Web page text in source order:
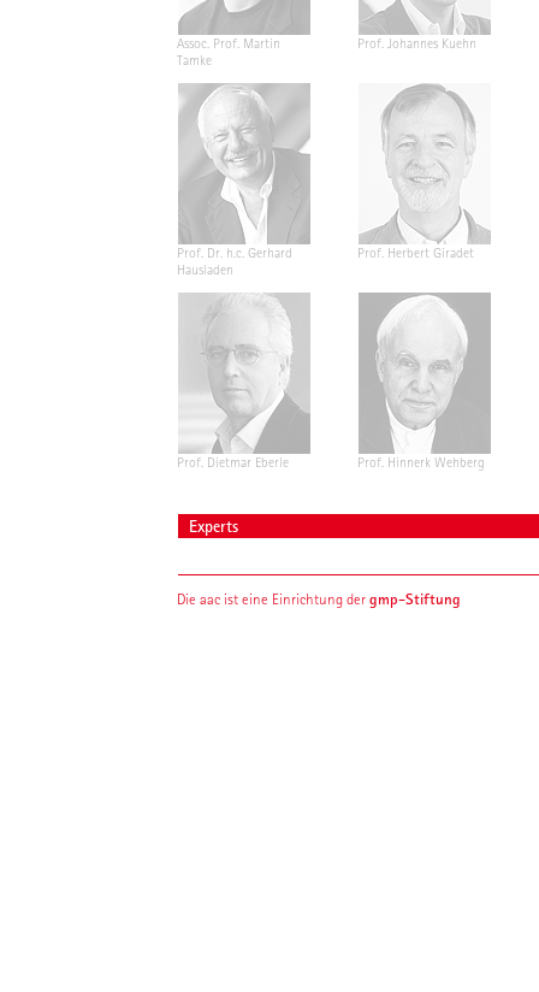
Assoc. Prof. Martin
Tamke
Prof. Johannes Kuehn
Prof. Dr. h.c. Gerhard
Hausladen
Prof. Herbert Giradet
Prof. Dietmar Eberle Prof. Hinnerk Wehberg
Experts
Die aac ist eine Einrichtung dergmp-Stiftung